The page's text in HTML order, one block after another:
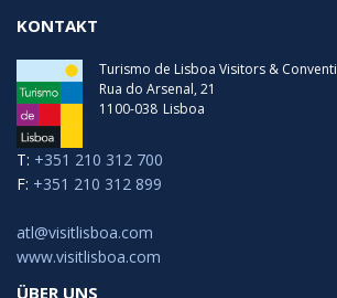
KONTAKT
Turismo de Lisboa Visitors &
Rua do Arsenal, 21
1100-038 Lisboa
T: +351 210 312 700
F: +351 210 312 899
atl@visitlisboa.com
www.visitlisboa.com
ÜBER UNS